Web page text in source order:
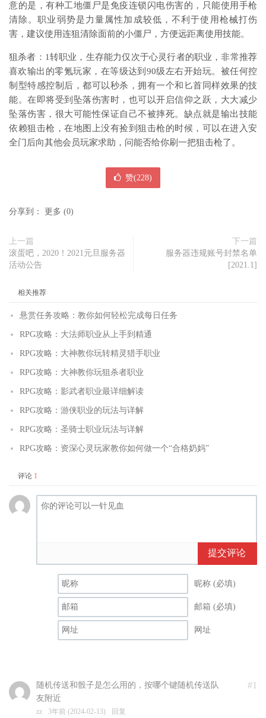
意的是，有种工地僵尸是免疫连锁闪电伤害的，只能使用手枪
清除。职业弱势是力量属性加成较低，不利于使用枪械打伤
害，建议使用连狙清除面前的小僵尸，方便远距离使用技能。
狙杀者：1转职业，生存能力仅次于心灵行者的职业，非常推荐
喜欢输出的零氪玩家，在等级达到90级左右开始玩。被任何控
制型特感控制后，都可以秒杀，拥有一个和匕首同样效果的技
能。在即将受到坠落伤害时，也可以开启信仰之跃，大大减少
坠落伤害，很大可能性保证自己不被摔死。缺点就是输出技能
依赖狙击枪，在地图上没有捡到狙击枪的时候，可以在进入安
全门后向其他会员玩家求助，问能否给你刷一把狙击枪了。
赞(228)
分享到： 更多 (0)
上一篇
滚蛋吧，2020！2021元旦服务器
活动公告
下一篇
服务器违规账号封禁名单
[2021.1]
相关推荐
悬赏任务攻略：教你如何轻松完成每日任务
RPG攻略：大法师职业从上手到精通
RPG攻略：大神教你玩转精灵猎手职业
RPG攻略：大神教你玩狙杀者职业
RPG攻略：影武者职业最详细解读
RPG攻略：游侠职业的玩法与详解
RPG攻略：圣骑士职业玩法与详解
RPG攻略：资深心灵玩家教你如何做一个“合格奶妈”
评论 1
提交评论
昵称 (必填)
邮箱 (必填)
网址
#1
随机传送和骰子是怎么用的，按哪个键随机传送队
友附近
zz 3年前 (2024-02-13) 回复